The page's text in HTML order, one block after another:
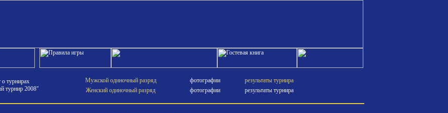
о турнирах
турнир 2008"
Мужской одиночный разряд фотографии
результаты турнира
Женский одиночный разряд
фотографии результаты турнира